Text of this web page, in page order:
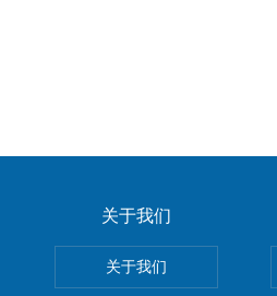
关于我们
关于我们